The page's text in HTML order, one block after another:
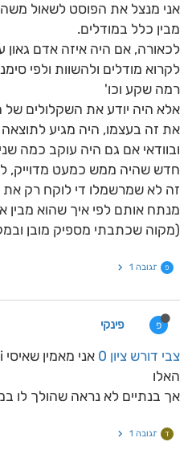
אני מנצל את הפוסט לשאול
מבין כלל במודלים.
לכאורה, אם היה איזה אדם גאון
לקרוא מודלים ולהשוות ולפי
רמה שקע וכו'
אלא היה יודע את השקלולים של
את זה בעצמו, היה מגיע
ובוודאי אם גם היה עוקב כמה
חדש שהיה ממש כמעט מדוייק,
זה לא שמרשמלו די לוקח רק את
מנתח אותם לפי איך שהוא מבין
(מקוה שכתבתי מספיק מובן
פ תגובה 1
פ פינקי
צבי דורש ציון 0
האלו
אך בנתיים לא נראה שהולך לו
ד תגובה 1